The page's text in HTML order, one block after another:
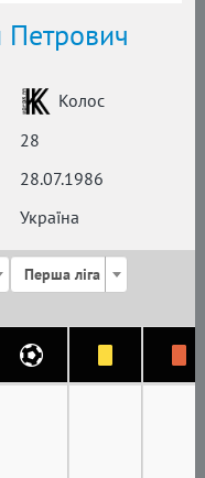
Петрович
Колос
28
28.07.1986
Україна
Перша ліга